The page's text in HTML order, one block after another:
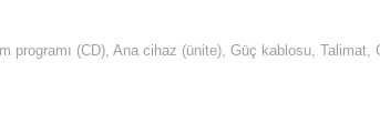
(CD), Ana cihaz (ünite), Güç kablosu, Talimat,